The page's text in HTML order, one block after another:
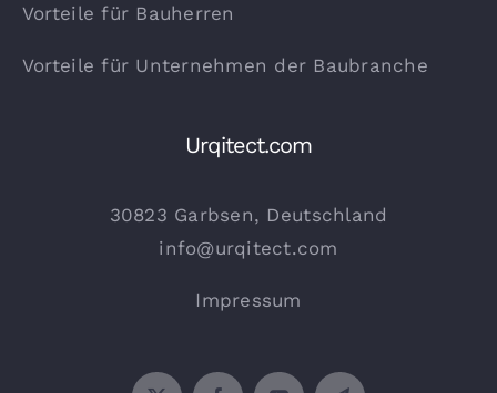
Urqitect.com
30823 Garbsen, Deutschland
info@urqitect.com
Impressum
Vorteile für Bauherren
Vorteile für Unternehmen der Baubranche